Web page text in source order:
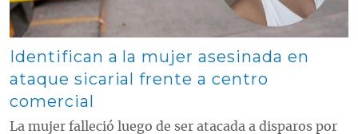
Identifican a la mujer asesinada en
ataque sicarial frente a centro
comercial
La mujer falleció luego de ser atacada a disparos por